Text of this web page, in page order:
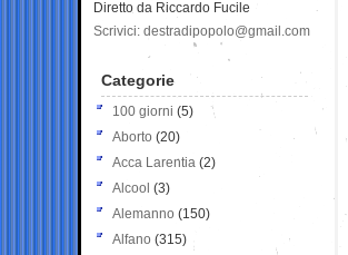
Diretto da Riccardo Fucile
Scrivici: destradipopolo@gmail.com
Categorie
100 giorni (5)
Aborto (20)
Acca Larentia (2)
Alcool (3)
Alemanno (150)
Alfano (315)